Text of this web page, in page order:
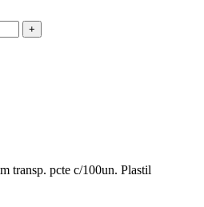
+
transp. pcte c/100un. Plastil